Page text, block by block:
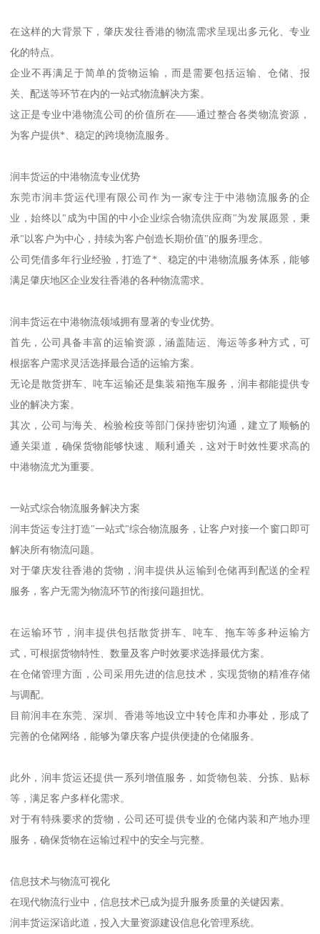
在这样的大背景下，肇庆发往香港的物流需求呈现出多元化、专业
化的特点。
企业不再满足于简单的货物运输，而是需要包括运输、仓储、报
关、配送等环节在内的一站式物流解决方案。
这正是专业中港物流公司的价值所在——通过整合各类物流资源，
为客户提供*、稳定的跨境物流服务。
润丰货运的中港物流专业优势
东莞市润丰货运代理有限公司作为一家专注于中港物流服务的企
业，始终以"成为中国的中小企业综合物流供应商"为发展愿景，秉
承"以客户为中心，持续为客户创造长期价值"的服务理念。
公司凭借多年行业经验，打造了*、稳定的中港物流服务体系，能够
满足肇庆地区企业发往香港的各种物流需求。
润丰货运在中港物流领域拥有显著的专业优势。
首先，公司具备丰富的运输资源，涵盖陆运、海运等多种方式，可
根据客户需求灵活选择最合适的运输方案。
无论是散货拼车、吨车运输还是集装箱拖车服务，润丰都能提供专
业的解决方案。
其次，公司与海关、检验检疫等部门保持密切沟通，建立了顺畅的
通关渠道，确保货物能够快速、顺利通关，这对于时效性要求高的
中港物流尤为重要。
一站式综合物流服务解决方案
润丰货运专注打造"一站式"综合物流服务，让客户对接一个窗口即可
解决所有物流问题。
对于肇庆发往香港的货物，润丰提供从运输到仓储再到配送的全程
服务，客户无需为物流环节的衔接问题担忧。
在运输环节，润丰提供包括散货拼车、吨车、拖车等多种运输方
式，可根据货物特性、数量及客户时效要求选择最优方案。
在仓储管理方面，公司采用先进的信息技术，实现货物的精准存储
与调配。
目前润丰在东莞、深圳、香港等地设立中转仓库和办事处，形成了
完善的仓储网络，能够为肇庆客户提供便捷的仓储服务。
此外，润丰货运还提供一系列增值服务，如货物包装、分拣、贴标
等，满足客户多样化需求。
对于有特殊要求的货物，公司还可提供专业的仓储内装和产地办理
服务，确保货物在运输过程中的安全与完整。
信息技术与物流可视化
在现代物流行业中，信息技术已成为提升服务质量的关键因素。
润丰货运深谙此道，投入大量资源建设信息化管理系统。